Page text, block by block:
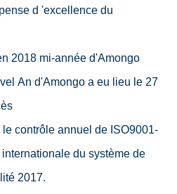
d 'excellence du
2018 mi-année d'Amongo
An d'Amongo a eu lieu le 27
contrôle annuel de ISO9001-
du système de
2017.